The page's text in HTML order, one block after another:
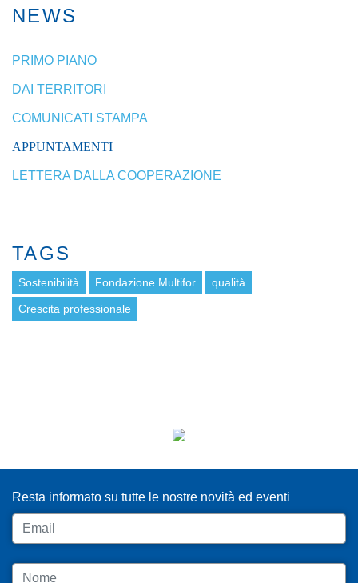
NEWS
PRIMO PIANO
DAI TERRITORI
COMUNICATI STAMPA
APPUNTAMENTI
LETTERA DALLA COOPERAZIONE
TAGS
Sostenibilità Fondazione Multifor qualità
Crescita professionale
Resta informato su tutte le nostre novità ed eventi
Email
Nome